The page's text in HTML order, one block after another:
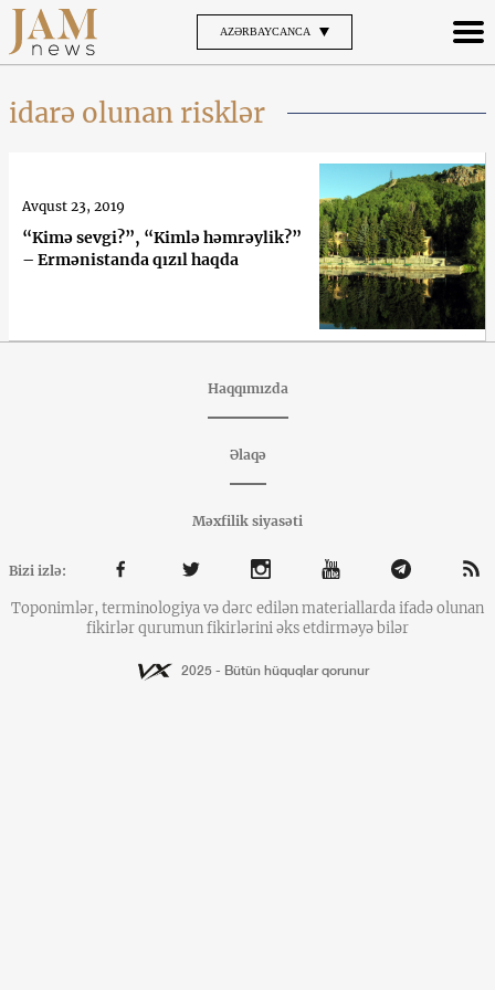
AZƏRBAYCANCA
idarə olunan risklər
“Kimə sevgi?”, “Kimlə həmrəylik?”
– Ermənistanda qızıl haqda
Avqust 23, 2019
Haqqımızda
Əlaqə
Məxfilik siyasəti
Bizi izlə:
Toponimlər, terminologiya və dərc edilən materiallarda ifadə olunan
fikirlər qurumun fikirlərini əks etdirməyə bilər
2025 - Bütün hüquqlar qorunur